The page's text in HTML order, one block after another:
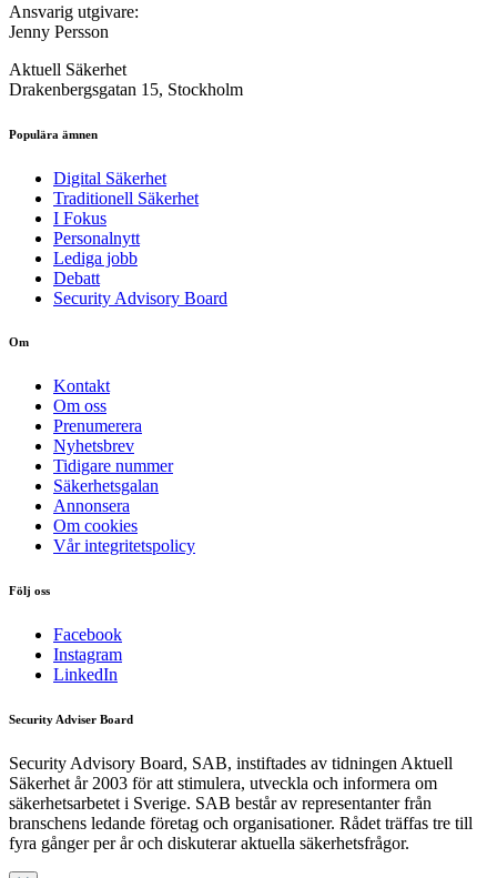
Ansvarig utgivare:
Jenny Persson
Aktuell Säkerhet
Drakenbergsgatan 15, Stockholm
Populära ämnen
Digital Säkerhet
Traditionell Säkerhet
I Fokus
Personalnytt
Lediga jobb
Debatt
Security Advisory Board
Om
Kontakt
Om oss
Prenumerera
Nyhetsbrev
Tidigare nummer
Säkerhetsgalan
Annonsera
Om cookies
Vår integritetspolicy
Följ oss
Facebook
Instagram
LinkedIn
Security Adviser Board
Security Advisory Board, SAB, instiftades av tidningen Aktuell
Säkerhet år 2003 för att stimulera, utveckla och informera om
säkerhetsarbetet i Sverige. SAB består av representanter från
branschens ledande företag och organisationer. Rådet träffas tre till
fyra gånger per år och diskuterar aktuella säkerhetsfrågor.